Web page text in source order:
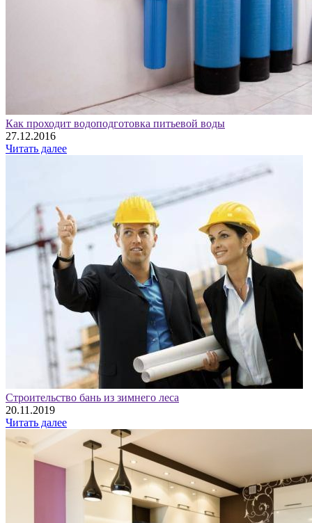
Как проходит водоподготовка питьевой воды
27.12.2016
Читать далее
Строительство бань из зимнего леса
20.11.2019
Читать далее